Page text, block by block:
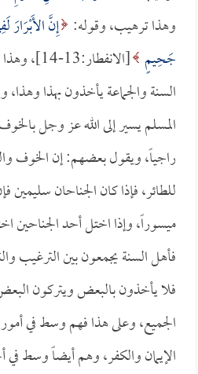
وهذا ترهيب، وقوله: إِنَّ الأَبْرَارَ
جَحِيمٍ
السنة والجماعة يأخذون بهذا
المسلم يسير إلى الله عز وجل
راجياً، ويقول بعضهم: إن الخوف
للطائر، فإذا كان الجناحان سليمين
ميسوراً، وإذا اختل أحد الجناحين
فأهل السنة يجمعون بين الترغيب
فلا يأخذون بالبعض ويتركون
الجميع، وعلى هذا فهم وسط في أمور
الإيمان والكفر، وهم أيضاً وسط في